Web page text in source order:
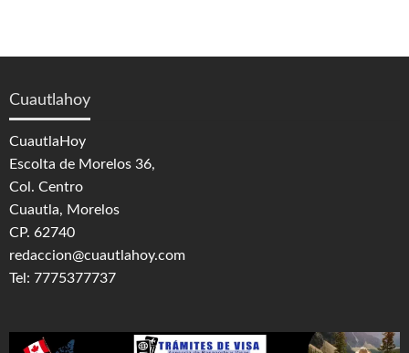
Cuautlahoy
CuautlaHoy
Escolta de Morelos 36,
Col. Centro
Cuautla, Morelos
CP. 62740
redaccion@cuautlahoy.com
Tel: 7775377737